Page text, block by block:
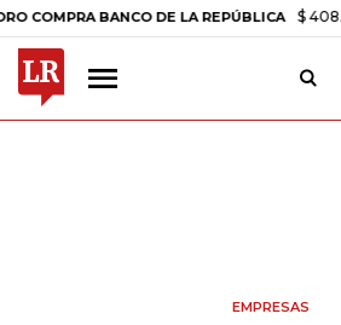
BANCO DE LA REPÚBLICA $ 408.498,97
EMPRESAS